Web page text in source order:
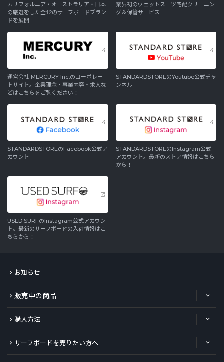
カリフォルニア・オーストラリア・日本
の厳選をした全12のサーフボードブラン
ドを展開
業界初のウェットスーツ宅配クリーニン
グ＆保管サービス
運営会社 MERCURY Inc.のコーポレー
トサイト。企業理念・事業内容・求人な
どはこちらをご覧ください！
STANDARDSTOREのYoutube公式チャ
ンネル
STANDARDSTOREのFacebook公式ア
カウント
STANDARDSTOREのInstagram公式
アカウント。最新のストア情報はこちら
から！
USED SURFのInstagram公式アカウン
ト。最新のサーフボードの入荷情報はこ
ちらから！
お知らせ
販売中の商品
購入方法
サーフボードを売りたい方へ